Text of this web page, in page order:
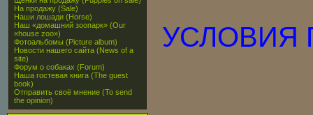
На продажу (Sale)
Наши лошади (Horse)
Наш «домашний зоопарк» (Our
«house zoo»)
Фотоальбомы (Picture album)
Новости нашего сайта (News of a
site)
Форум о собаках (Forum)
Наша гостевая книга (The guest
book)
Отправить своё мнение (To send
the opinion)
УСЛОВИЯ